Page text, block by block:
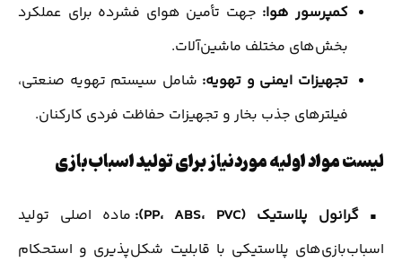
کمپرسور هوا: جهت تأمین هوای فشرده برای عملکرد
بخش‌های مختلف ماشین‌آلات.
تجهیزات ایمنی و تهویه: شامل سیستم تهویه صنعتی،
فیلترهای جذب بخار و تجهیزات حفاظت فردی کارکنان.
لیست مواد اولیه موردنیاز برای تولید اسباب‌بازی
▪گرانول پلاستیک (PP، ABS، PVC):
ماده اصلی تولید
اسباب‌بازی‌های پلاستیکی با قابلیت شکل‌پذیری و استحکام